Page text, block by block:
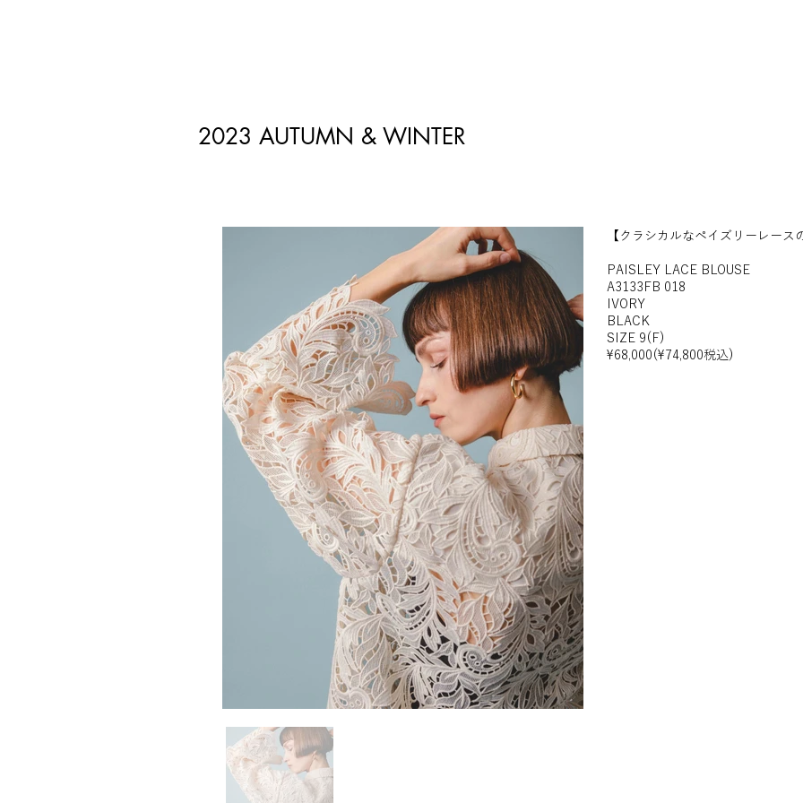
2023 AUTUMN & WINTER
【クラシカルなペイズリーレース
PAISLEY LACE BLOUSE
A3133FB 018
IVORY
BLACK
SIZE 9(F)
¥68,000(¥74,800税込)